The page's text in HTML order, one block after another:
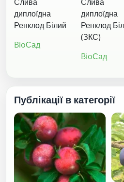
диплоїдна
Ренклод Білий
BioСад
диплоїдна
Ренклод
(ЗКС)
BioСад
Публікації в категорії